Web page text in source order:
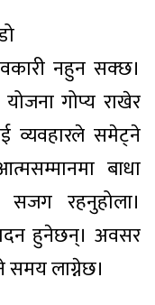
नहुन सक्छ।
गोप्य राखेर
व्यवहारले समेट्ने
बाधा
सजग रहनुहोला।
हुनेछन्। अवसर
समय लाग्नेछ।